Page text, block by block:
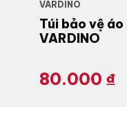
VARDINO
Túi bảo vệ
VARDINO
80.000 ₫